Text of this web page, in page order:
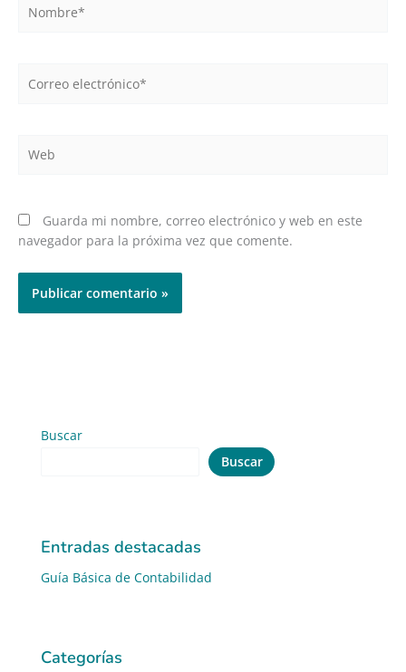
electrónico*
Guarda mi nombre, correo electrónico y web en este
navegador para la próxima vez que comente.
Buscar
Buscar
Entradas destacadas
Guía Básica de Contabilidad
Categorías